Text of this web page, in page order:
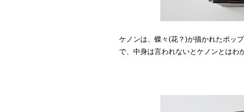
ケノンは、蝶々(花？)が描かれたポッ
で、中身は言われないとケノンとはわ